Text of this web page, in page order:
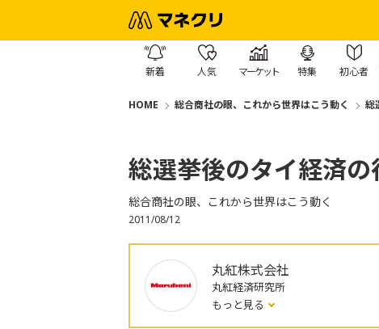
新着 人気 マーケット 特集 初心者
HOME 総合商社の眼、これから世界はこう動く 総
総選挙後のタイ経済の
総合商社の眼、これから世界はこう動く
2011/08/12
丸紅株式会社
丸紅経済研究所
もっと見る